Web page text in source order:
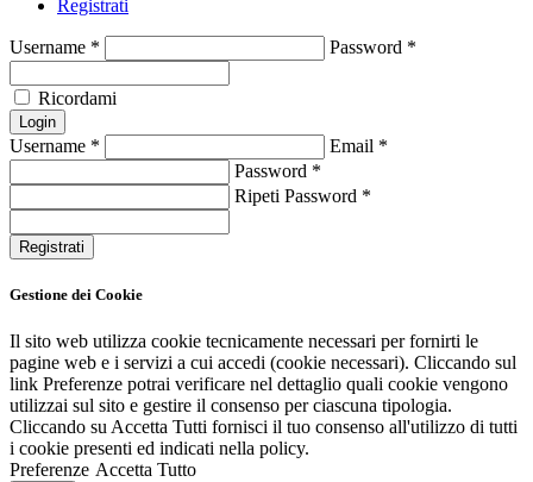
Registrati
Username * Password *
Ricordami
Login
Username * Email *
Password *
Ripeti Password *
Registrati
Gestione dei Cookie
Il sito web utilizza cookie tecnicamente necessari per fornirti le
pagine web e i servizi a cui accedi (cookie necessari). Cliccando sul
link Preferenze potrai verificare nel dettaglio quali cookie vengono
utilizzai sul sito e gestire il consenso per ciascuna tipologia.
Cliccando su Accetta Tutti fornisci il tuo consenso all'utilizzo di tutti
i cookie presenti ed indicati nella policy.
Preferenze Accetta Tutto